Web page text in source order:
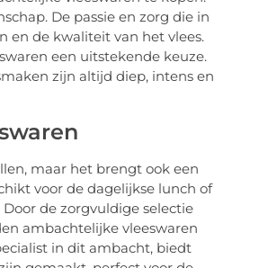
De passie en zorg die in
en de kwaliteit van het vlees.
een uitstekende keuze.
zijn altijd diep, intens en
maar het brengt ook een
voor de dagelijkse lunch of
de zorgvuldige selectie
ambachtelijke vleeswaren
in dit ambacht, biedt